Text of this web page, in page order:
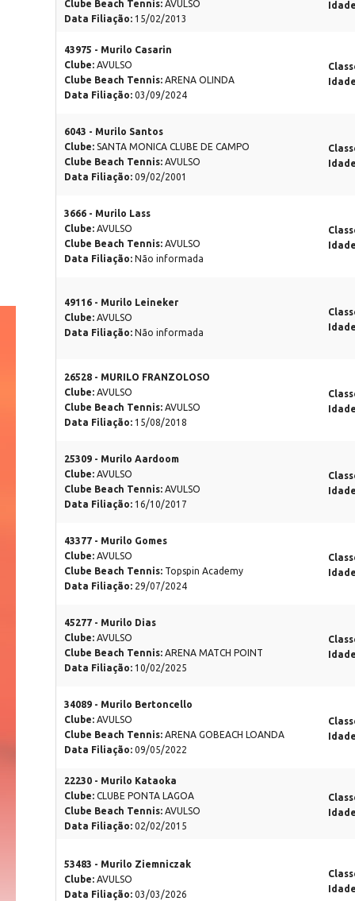
Clube Beach Tennis: AVULSO
Data Filiação: 15/02/2013
43975 - Murilo Casarin
Clube: AVULSO
Clube Beach Tennis: ARENA OLINDA
Data Filiação: 03/09/2024
6043 - Murilo Santos
Clube: SANTA MONICA CLUBE DE CAMPO
Clube Beach Tennis: AVULSO
Data Filiação: 09/02/2001
3666 - Murilo Lass
Clube: AVULSO
Clube Beach Tennis: AVULSO
Data Filiação: Não informada
49116 - Murilo Leineker
Clube: AVULSO
Data Filiação: Não informada
26528 - MURILO FRANZOLOSO
Clube: AVULSO
Clube Beach Tennis: AVULSO
Data Filiação: 15/08/2018
25309 - Murilo Aardoom
Clube: AVULSO
Clube Beach Tennis: AVULSO
Data Filiação: 16/10/2017
43377 - Murilo Gomes
Clube: AVULSO
Clube Beach Tennis: Topspin Academy
Data Filiação: 29/07/2024
45277 - Murilo Dias
Clube: AVULSO
Clube Beach Tennis: ARENA MATCH POINT
Data Filiação: 10/02/2025
34089 - Murilo Bertoncello
Clube: AVULSO
Clube Beach Tennis: ARENA GOBEACH LOANDA
Data Filiação: 09/05/2022
22230 - Murilo Kataoka
Clube: CLUBE PONTA LAGOA
Clube Beach Tennis: AVULSO
Data Filiação: 02/02/2015
53483 - Murilo Ziemniczak
Clube: AVULSO
Data Filiação: 03/03/2026